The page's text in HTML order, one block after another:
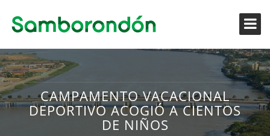
CAMPAMENTO VACACIONAL
DEPORTIVO ACOGIÓ A CIENTOS
DE NIÑOS